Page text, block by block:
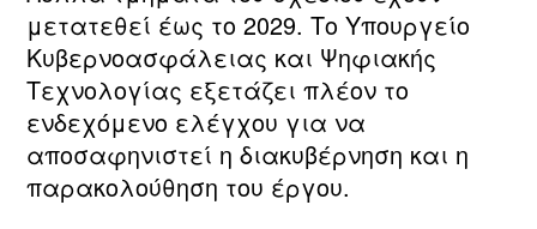
μετατεθεί έως το 2029. Το Υπουργείο
Κυβερνοασφάλειας και Ψηφιακής
Τεχνολογίας εξετάζει πλέον το
ενδεχόμενο ελέγχου για να
αποσαφηνιστεί η διακυβέρνηση και η
παρακολούθηση του έργου.